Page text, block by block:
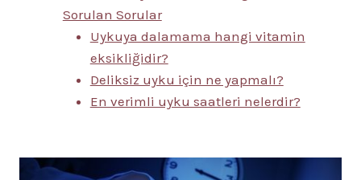
Sorulan Sorular
Uykuya dalamama hangi vitamin
eksikliğidir?
Deliksiz uyku için ne yapmalı?
En verimli uyku saatleri nelerdir?